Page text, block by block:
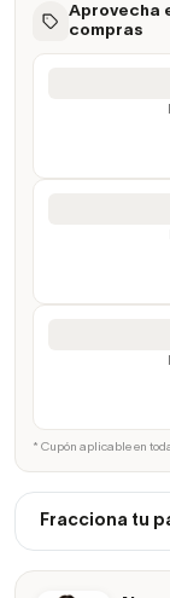
Aprovecha
compras
* Cupón aplicable en
Fracciona tu